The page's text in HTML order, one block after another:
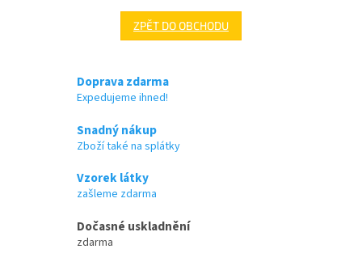
ZPĚT DO OBCHODU
Doprava zdarma
Expedujeme ihned!
Snadný nákup
Zboží také na splátky
Vzorek látky
zašleme zdarma
Dočasné uskladnění
zdarma